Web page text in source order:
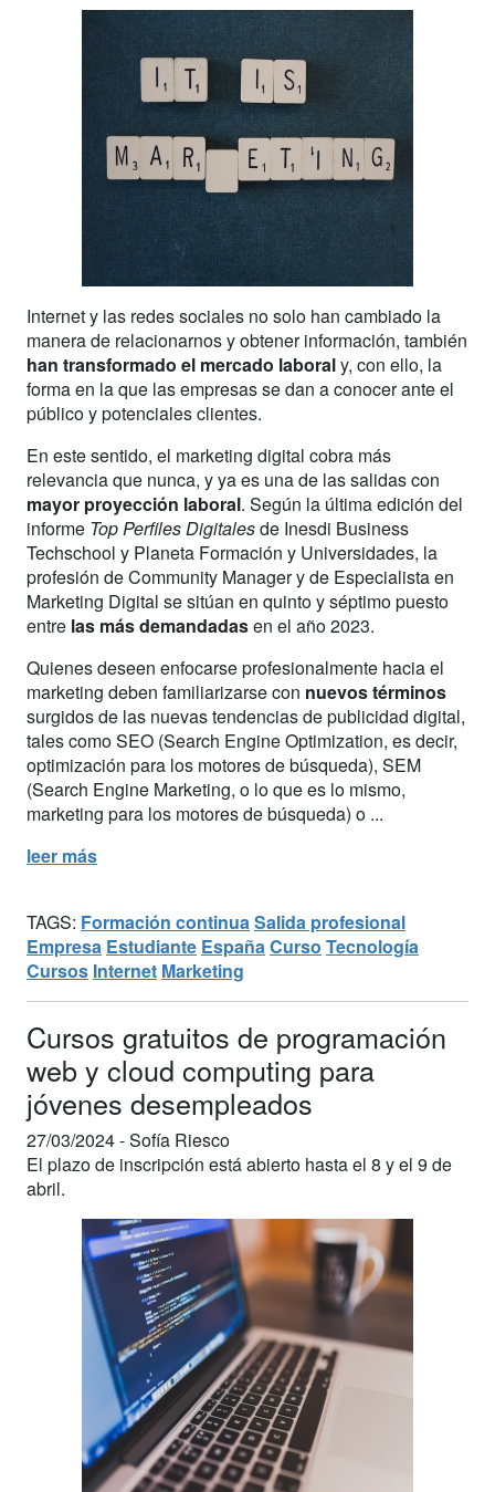
Internet y las redes sociales no solo han cambiado la
manera de relacionarnos y obtener información, también
han transformado el mercado laboraly, con ello, la
forma en la que las empresas se dan a conocer ante el
público y potenciales clientes.
En este sentido, el marketing digital cobra más
relevancia que nunca, y ya es una de las salidas con
mayor proyección laboral. Según la última edición del
informe Top Perfiles Digitalesde Inesdi Business
Techschool y Planeta Formación y Universidades, la
profesión de Community Manager y de Especialista en
Marketing Digital se sitúan en quinto y séptimo puesto
entre las más demandadasen el año 2023.
Quienes deseen enfocarse profesionalmente hacia el
marketing deben familiarizarse con nuevos términos
surgidos de las nuevas tendencias de publicidad digital,
tales como SEO (Search Engine Optimization, es decir,
optimización para los motores de búsqueda), SEM
(Search Engine Marketing, o lo que es lo mismo,
marketing para los motores de búsqueda) o ...
leer más
TAGS: Formación continua Salida profesional
Empresa Estudiante España Curso Tecnología
Cursos Internet Marketing
Cursos gratuitos de programación
web y cloud computing para
jóvenes desempleados
27/03/2024 -Sofía Riesco
El plazo de inscripción está abierto hasta el 8 y el 9 de
abril.